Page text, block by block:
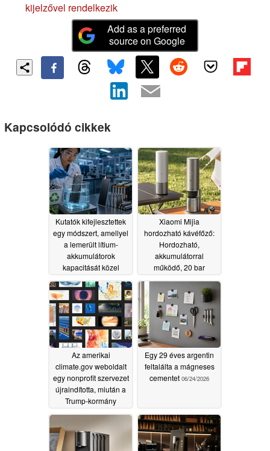
kijelzővel rendelkezik
Add as a preferred
source on Google
Kapcsolódó cikkek
Kutatók kifejlesztettek
egy módszert, amellyel
a lemerült lítium-
akkumulátorok
kapacitását közel
visszaállítani06/28/2026
Xiaomi Mijia
hordozható kávéfőző:
Hordozható,
akkumulátorral
működő, 20 bar
06/25/2026
Az amerikai
climate.gov weboldalt
egy nonprofit szervezet
újraindította, miután a
Trump-kormány
06/24/2026
Egy 29 éves argentin
feltalálta a mágneses
cementet 06/24/2026